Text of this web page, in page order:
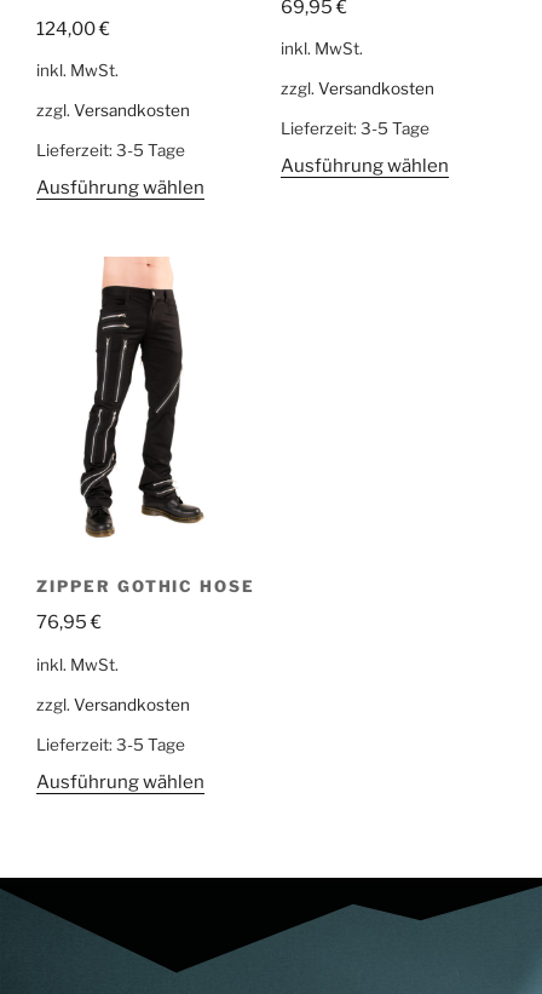
124,00€
inkl. MwSt.
zzgl. Versandkosten
Lieferzeit: 3-5 Tage
Ausführung wählen
69,95€
inkl. MwSt.
zzgl. Versandkosten
Lieferzeit: 3-5 Tage
Ausführung wählen
ZIPPER GOTHIC HOSE
76,95€
inkl. MwSt.
zzgl. Versandkosten
Lieferzeit: 3-5 Tage
Ausführung wählen